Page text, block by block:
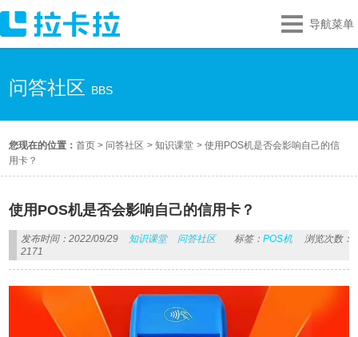
导航菜单
问答社区 BBS
您现在的位置：首页 > 问答社区 >知识课堂 >使用POS机是否会影响自己的信
用卡？
使用POS机是否会影响自己的信用卡？
发布时间：2022/09/29 知识课堂 问答社区 标签：POS机
浏览次数：
2171